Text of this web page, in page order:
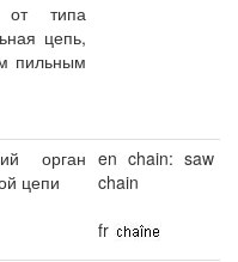
от типа
цепь,
пильным
орган
цепи
en chain: saw
chain
fr